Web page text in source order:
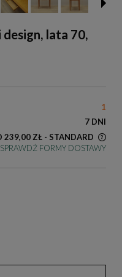
lata 70,
1
7 DNI
239,00 ZŁ - STANDARD
NA TERENIE
SPRAWDŹ FORMY DOSTAWY